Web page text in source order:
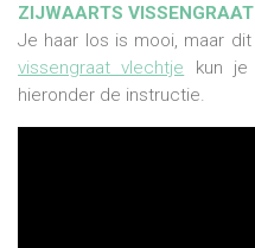
ZIJWAARTS
Je haar los is mooi, maar
vissengraat vlechtje kun je
hieronder de instructie.